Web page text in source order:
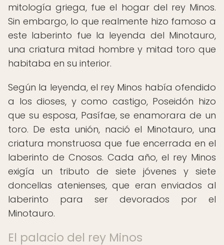
mitología griega, fue el hogar del rey Minos.
Sin embargo, lo que realmente hizo famoso a
este laberinto fue la leyenda del Minotauro,
una criatura mitad hombre y mitad toro que
habitaba en su interior.
Según la leyenda, el rey Minos había ofendido
a los dioses, y como castigo, Poseidón hizo
que su esposa, Pasífae, se enamorara de un
toro. De esta unión, nació el Minotauro, una
criatura monstruosa que fue encerrada en el
laberinto de Cnosos. Cada año, el rey Minos
exigía un tributo de siete jóvenes y siete
doncellas atenienses, que eran enviados al
laberinto para ser devorados por el
Minotauro.
El palacio del rey Minos